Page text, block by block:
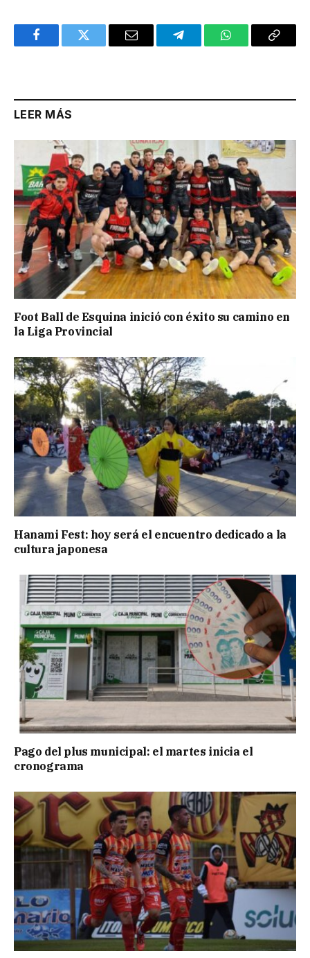
FacebookTwitter Email TelegramWhatsAppCopy
LEER MÁS
Foot Ball de Esquina inició con éxito su camino en
la Liga Provincial
Hanami Fest: hoy será el encuentro dedicado a la
cultura japonesa
Pago del plus municipal: el martes inicia el
cronograma